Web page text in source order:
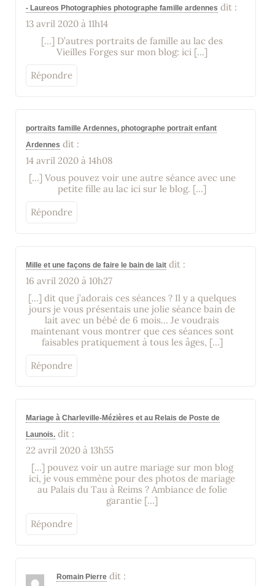
- Laureos Photographies photographe famille ardennes dit :
13 avril 2020 à 11h14
[…] D’autres portraits de famille au lac des
Vieilles Forges sur mon blog: ici […]
Répondre
portraits famille Ardennes, photographe portrait enfant
Ardennes dit :
14 avril 2020 à 14h08
[…] Vous pouvez voir une autre séance avec une
petite fille au lac ici sur le blog. […]
Répondre
Mille et une façons de faire le bain de lait dit :
16 avril 2020 à 10h27
[…] dit que j’adorais ces séances ? Il y a quelques
jours je vous présentais une jolie séance bain de
lait avec un bébé de 6 mois… Je voudrais
maintenant vous montrer que ces séances sont
faisables pratiquement à tous les âges, […]
Répondre
Mariage à Charleville-Mézières et au Relais de Poste de
Launois. dit :
22 avril 2020 à 13h55
[…] pouvez voir un autre mariage sur mon blog
ici, je vous emmène pour des photos de mariage
au Palais du Tau à Reims ? Ambiance de folie
garantie […]
Répondre
Romain Pierre dit :